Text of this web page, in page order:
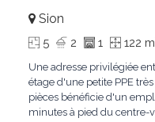
Sion
5 2 1 122 m
Une adresse privilégiée
étage d'une petite PPE
pièces bénéficie d'un
minutes à pied du centre-